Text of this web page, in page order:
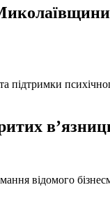
підтримки
відомого